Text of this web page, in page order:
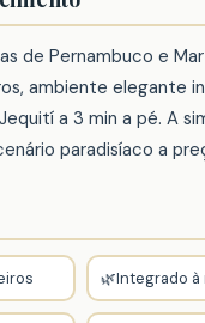
de Pernambuco e
ambiente elegante
a 3 min a pé. A
paradisíaco a
🌿Integrado à